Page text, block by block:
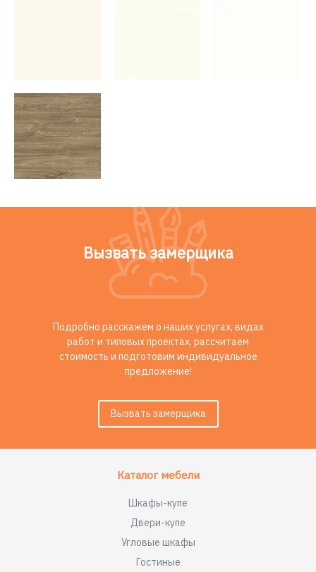
Вызвать замерщика
Подробно расскажем о наших услугах, видах
работ и типовых проектах, рассчитаем
стоимость и подготовим индивидуальное
предложение!
Вызвать замерщика
Каталог мебели
Шкафы-купе
Двери-купе
Угловые шкафы
Гостиные